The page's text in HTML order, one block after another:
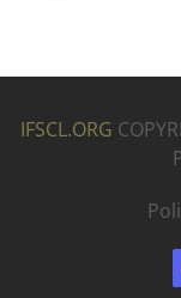
IFSCL.ORG